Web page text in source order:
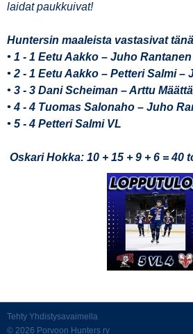
laidat paukkuivat!
Huntersin maaleista vastasivat
• 1 - 1 Eetu Aakko – Juho
• 2 - 1 Eetu Aakko – Petteri Salmi –
• 3 - 3 Dani Scheiman – Arttu
• 4 - 4 Tuomas Salonaho – Juho
• 5 - 4 Petteri Salmi VL
Oskari Hokka: 10 + 15 + 9 + 6 = 40
Tehty Yhdistysavaimella
© 2026 Porvoon Hunters ry